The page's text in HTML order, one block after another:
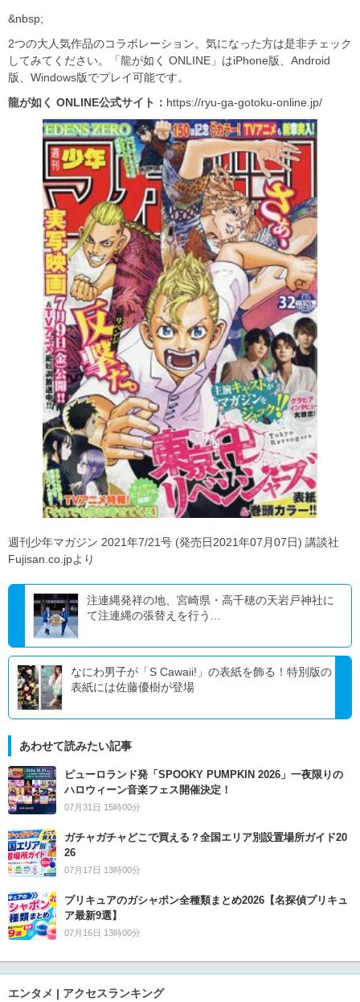
&nbsp;
2つの大人気作品のコラボレーション。気になった方は是非チェック
してみてください。「龍が如く ONLINE」はiPhone版、Android
版、Windows版でプレイ可能です。
龍が如く ONLINE公式サイト： https://ryu-ga-gotoku-online.jp/
週刊少年マガジン 2021年7/21号 (発売日2021年07月07日) 講談社
Fujisan.co.jpより
注連縄発祥の地、宮崎県・高千穂の天岩戸神社に
て注連縄の張替えを行う...
なにわ男子が「S Cawaii!」の表紙を飾る！特別版の
表紙には佐藤優樹が登場
あわせて読みたい記事
ピューロランド発「SPOOKY PUMPKIN 2026」一夜限りの
ハロウィーン音楽フェス開催決定！
07月31日 15時00分
ガチャガチャどこで買える？全国エリア別設置場所ガイド20
26
07月17日 13時00分
プリキュアのガシャポン全種類まとめ2026【名探偵プリキュ
ア最新9選】
07月16日 13時00分
エンタメ | アクセスランキング